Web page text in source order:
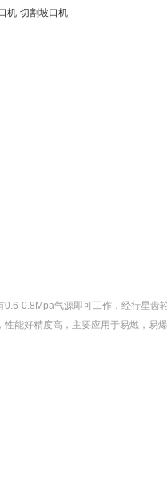
机 切割坡口机
0.8Mpa气源即可工作，经行星齿
能好精度高，主要应用于易燃，易